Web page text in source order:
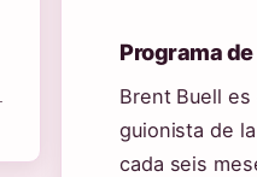
Programa
Brent Buell
guionista de
cada seis